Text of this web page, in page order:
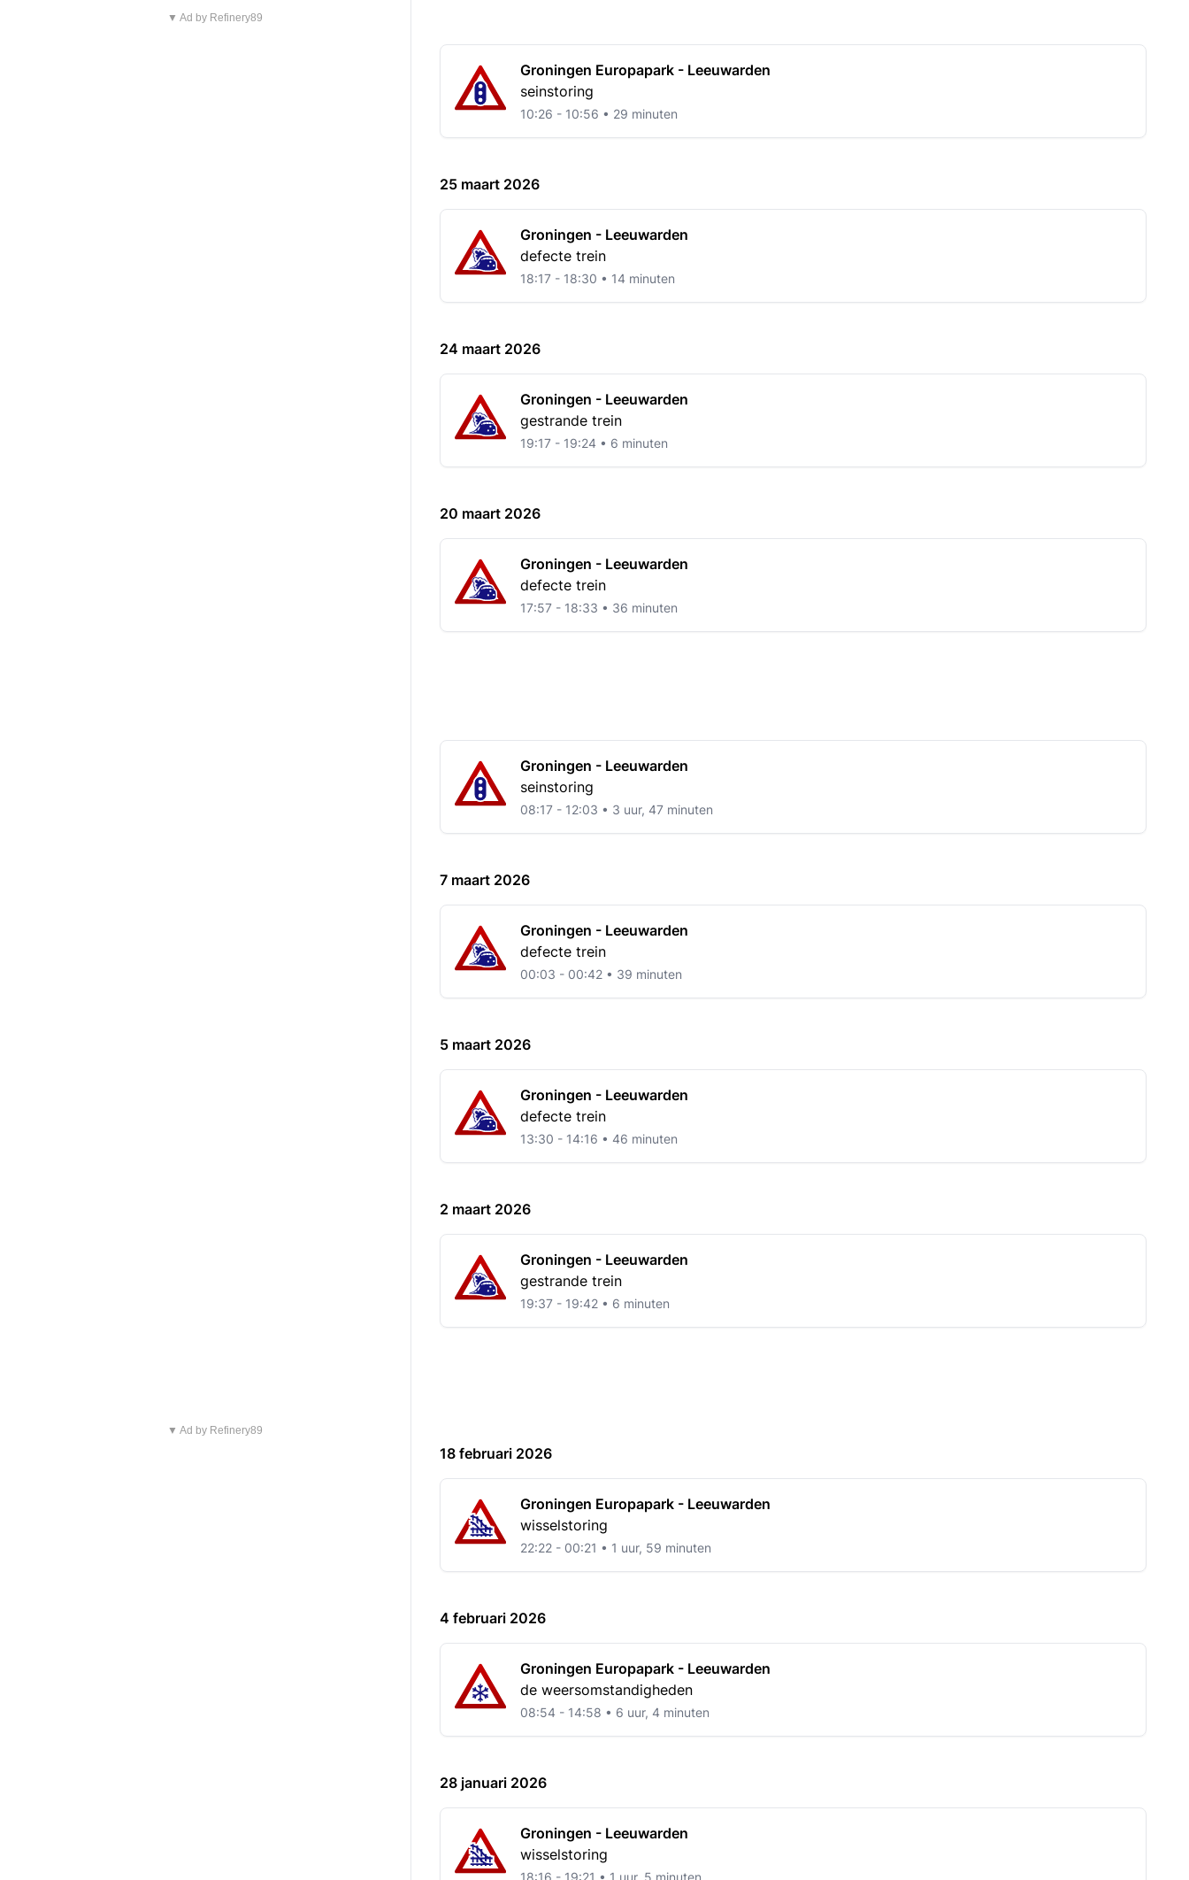
▼ Ad by Refinery89
▼ Ad by Refinery89
Groningen Europapark - Leeuwarden
seinstoring
10:26 - 10:56 • 29 minuten
25 maart 2026
Groningen - Leeuwarden
defecte trein
18:17 - 18:30 • 14 minuten
24 maart 2026
Groningen - Leeuwarden
gestrande trein
19:17 - 19:24 • 6 minuten
20 maart 2026
Groningen - Leeuwarden
defecte trein
17:57 - 18:33 • 36 minuten
Groningen - Leeuwarden
seinstoring
08:17 - 12:03 • 3 uur, 47 minuten
7 maart 2026
Groningen - Leeuwarden
defecte trein
00:03 - 00:42 • 39 minuten
5 maart 2026
Groningen - Leeuwarden
defecte trein
13:30 - 14:16 • 46 minuten
2 maart 2026
Groningen - Leeuwarden
gestrande trein
19:37 - 19:42 • 6 minuten
18 februari 2026
Groningen Europapark - Leeuwarden
wisselstoring
22:22 - 00:21 • 1 uur, 59 minuten
4 februari 2026
Groningen Europapark - Leeuwarden
de weersomstandigheden
08:54 - 14:58 • 6 uur, 4 minuten
28 januari 2026
Groningen - Leeuwarden
wisselstoring
18:16 - 19:21 • 1 uur, 5 minuten